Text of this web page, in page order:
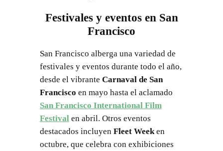
Festivales y eventos en San
Francisco
San Francisco alberga una variedad de
festivales y eventos durante todo el año,
desde el vibrante Carnaval de San
Francisco en mayo hasta el aclamado
San Francisco International Film
Festivalen abril. Otros eventos
destacados incluyen Fleet Weeken
octubre, que celebra con exhibiciones